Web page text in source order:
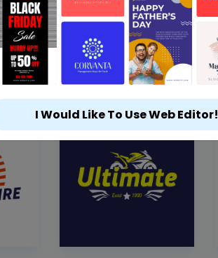
I Would Like To Use Web Editor!